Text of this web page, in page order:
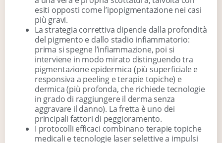
esiti opposti come l’ipopigmentazione nei casi
più gravi.
La strategia correttiva dipende dalla profondità
del pigmento e dallo stadio infiammatorio:
prima si spegne l’infiammazione, poi si
interviene in modo mirato distinguendo tra
pigmentazione epidermica (più superficiale e
responsiva a peeling e terapie topiche) e
dermica (più profonda, che richiede tecnologie
in grado di raggiungere il derma senza
aggravare il danno). La fretta è uno dei
principali fattori di peggioramento.
I protocolli efficaci combinano terapie topiche
medicali e tecnologie laser selettive a impulsi